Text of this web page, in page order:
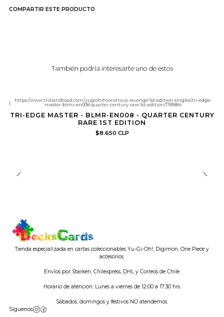
COMPARTIR ESTE PRODUCTO
También podría interesarte uno de estos
|
https://www.trollandtoad.com/yugioh/monstrous-revenge-1st-edition-singles/tri-edge-
master-blmr-en008-quarter-century-rare-1st-edition/1781884
TRI-EDGE MASTER - BLMR-EN008 - QUARTER CENTURY
RARE 1ST EDITION
$8.650 CLP
Tienda especializada en cartas coleccionables Yu-Gi-Oh!, Digimon, One Piece y
accesorios.
Envíos por Starken, Chilexpress, DHL y Correos de Chile.
Horario de atención: Lunes a viernes de 12:00 a 17:30 hrs.
Sábados, domingos y festivos NO atendemos.
Síguenos